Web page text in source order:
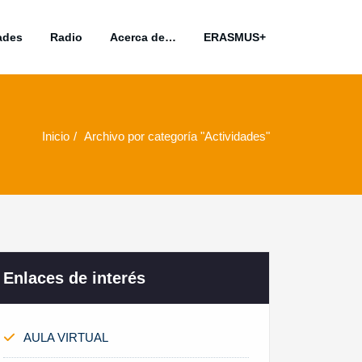
Radio Acerca de… ERASMUS+
Inicio Archivo por categoría "Actividades"
Enlaces de interés
AULA VIRTUAL